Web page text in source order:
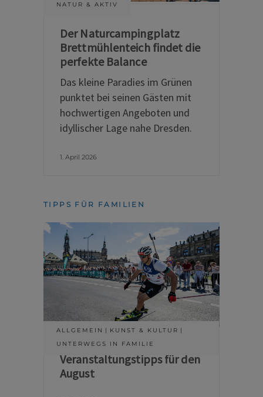
NATUR & AKTIV
Der Naturcampingplatz
Brettmühlenteich findet die
perfekte Balance
Das kleine Paradies im Grünen
punktet bei seinen Gästen mit
hochwertigen Angeboten und
idyllischer Lage nahe Dresden.
1. April 2026
TIPPS FÜR FAMILIEN
ALLGEMEIN
KUNST & KULTUR
UNTERWEGS IN FAMILIE
Veranstaltungstipps für den
August